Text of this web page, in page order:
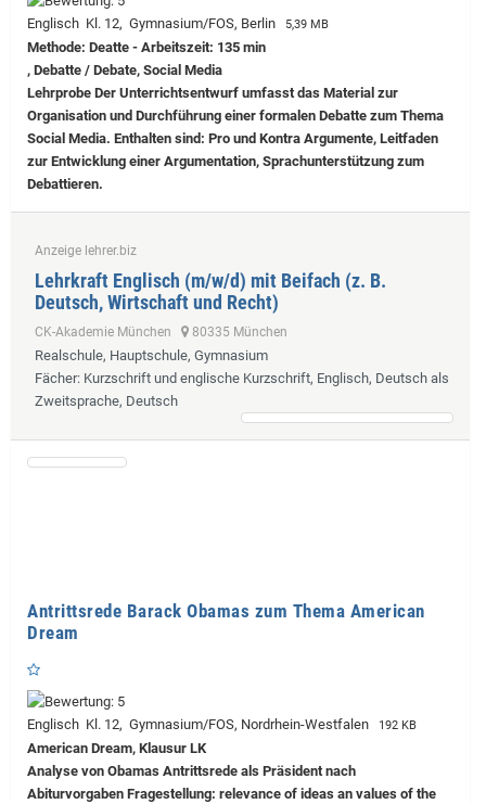
Englisch Kl. 12, Gymnasium/FOS, Berlin 5,39 MB
Methode: Deatte - Arbeitszeit: 135 min
, Debatte / Debate, Social Media
Lehrprobe Der Unterrichtsentwurf umfasst das Material zur
Organisation und Durchführung einer formalen Debatte zum Thema
Social Media. Enthalten sind: Pro und Kontra Argumente, Leitfaden
zur Entwicklung einer Argumentation, Sprachunterstützung zum
Debattieren.
Anzeige lehrer.biz
Lehrkraft Englisch (m/w/d) mit Beifach (z. B.
Deutsch, Wirtschaft und Recht)
CK-Akademie München 80335 München
Realschule, Hauptschule, Gymnasium
Fächer: Kurzschrift und englische Kurzschrift, Englisch, Deutsch als
Zweitsprache, Deutsch
Antrittsrede Barack Obamas zum Thema American
Dream
Englisch Kl. 12, Gymnasium/FOS, Nordrhein-Westfalen 192 KB
American Dream, Klausur LK
Analyse von Obamas Antrittsrede als Präsident nach
Abiturvorgaben Fragestellung: relevance of ideas an values of the